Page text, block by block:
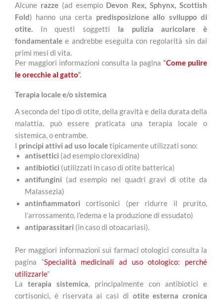
Alcune razze (ad esempioDevon Rex, Sphynx, Scottish
Fold) hanno una certa predisposizione allo sviluppo di
otite. In questi soggetti la pulizia auricolare è
fondamentale e andrebbe eseguita con regolarità sin dai
primi mesi di vita.
Per maggiori informazioni consulta la pagina “Come pulire
le orecchie al gatto”.
Terapia locale e/o sistemica
A seconda del tipo di otite, della gravità e della durata della
malattia, può essere praticata una terapia locale o
sistemica, o entrambe.
I principi attivi ad uso localetipicamente utilizzati sono:
antisettici (ad esempio clorexidina)
antibiotici (utilizzati in caso di otite batterica)
antifungini (ad esempio nei quadri gravi di otite da
Malassezia)
antinfiammatoricortisonici (per ridurre il prurito,
l’arrossamento, l’edema e la produzione di essudato)
antiparassitari (in caso di otoacariasi).
Per maggiori informazioni sui farmaci otologici consulta la
pagina “Specialità medicinali ad uso otologico: perché
utilizzarle”
La terapia sistemica, principalmente con antibiotici e
cortisonici, è riservata ai casi di otite esterna cronica